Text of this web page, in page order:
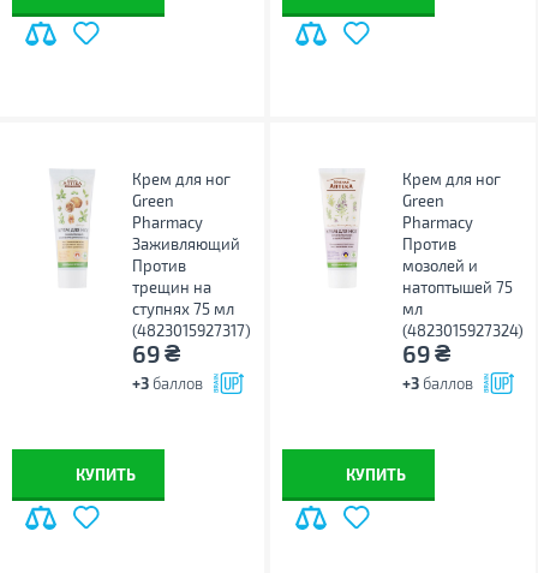
Крем для ног
Green
Pharmacy
Заживляющий
Против
трещин на
ступнях 75 мл
(4823015927317)
69₴
+3 баллов
КУПИТЬ
Крем для ног
Green
Pharmacy
Против
мозолей и
натоптышей 75
мл
(4823015927324)
69₴
+3 баллов
КУПИТЬ